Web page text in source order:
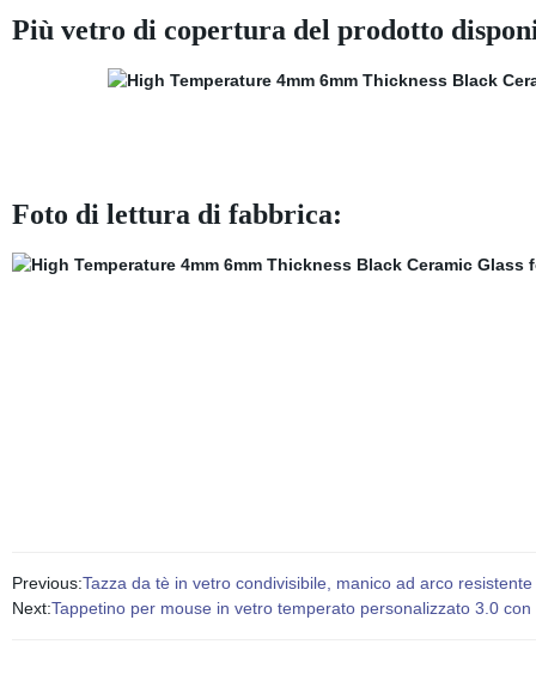
Più vetro di copertura del prodotto
Foto di lettura di fabbrica:
Previous:Tazza da tè in vetro condivisibile, manico ad arco
Next:Tappetino per mouse in vetro temperato personalizzato 3.0